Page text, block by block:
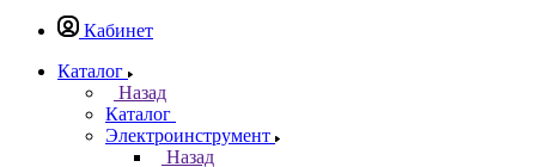
Кабинет
Каталог
Назад
Каталог
Электроинструмент
Назад